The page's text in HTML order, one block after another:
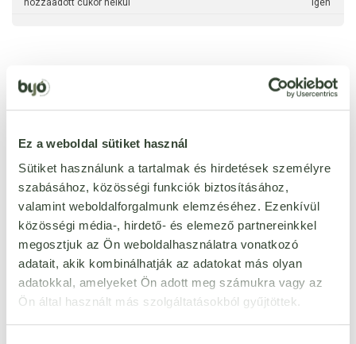
Ez a weboldal sütiket használ
Sütiket használunk a tartalmak és hirdetések személyre
szabásához, közösségi funkciók biztosításához,
valamint weboldalforgalmunk elemzéséhez. Ezenkívül
közösségi média-, hirdető- és elemező partnereinkkel
megosztjuk az Ön weboldalhasználatra vonatkozó
adatait, akik kombinálhatják az adatokat más olyan
adatokkal, amelyeket Ön adott meg számukra vagy az
Ön által használt más szolgáltatásokból gyűjtöttek.
hozzáadott cukor nélkül Igen
Ezt a terméket még senki nem értékelte. Legyél Te az
ÉRTÉKELÉST ÍROK
Ennyi csillagot adok